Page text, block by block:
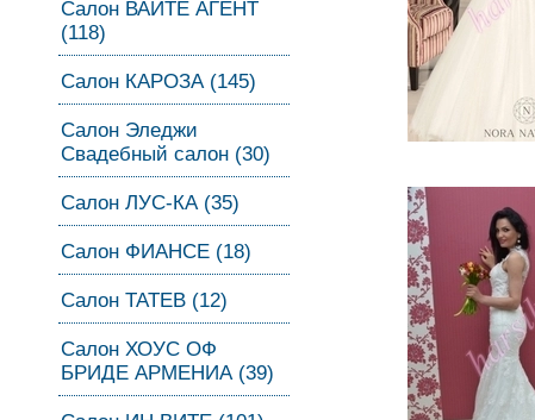
Салон ВАИТЕ АГЕНТ
(118)
Салон КАРОЗА (145)
Салон Эледжи
Свадебный салон (30)
Салон ЛУС-КА (35)
Салон ФИАНСЕ (18)
Салон ТАТЕВ (12)
Салон ХОУС ОФ
БРИДЕ АРМЕНИА (39)